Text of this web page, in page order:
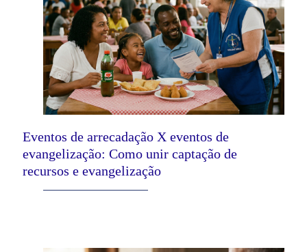
Eventos de arrecadação X eventos de
evangelização: Como unir captação de
recursos e evangelização